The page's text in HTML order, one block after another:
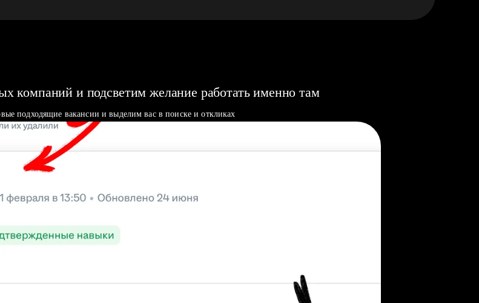
компаний и подсветим желание работать именно там
подходящие вакансии и выделим вас в поиске и откликах